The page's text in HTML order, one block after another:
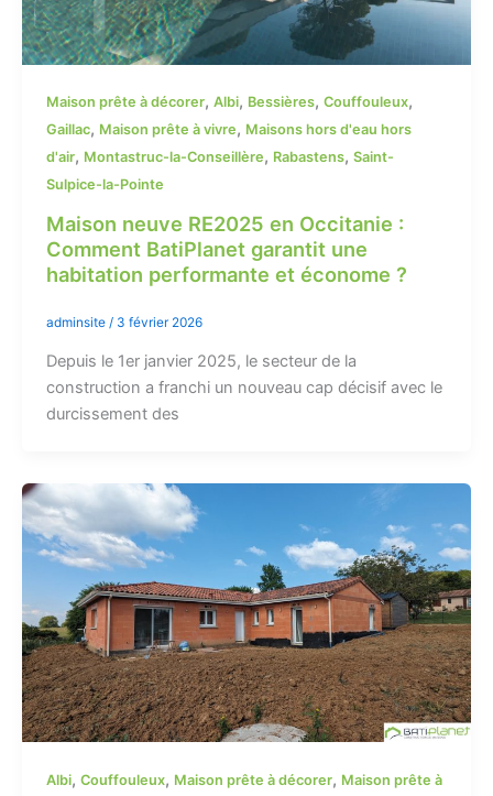
Maison prête à décorer, Albi, Bessières, Couffouleux,
Gaillac, Maison prête à vivre, Maisons hors d'eau hors
d'air, Montastruc-la-Conseillère, Rabastens, Saint-
Sulpice-la-Pointe
Maison neuve RE2025 en Occitanie :
Comment BatiPlanet garantit une
habitation performante et économe ?
adminsite / 3 février 2026
Depuis le 1er janvier 2025, le secteur de la
construction a franchi un nouveau cap décisif avec le
durcissement des
Albi, Couffouleux, Maison prête à décorer, Maison prête à